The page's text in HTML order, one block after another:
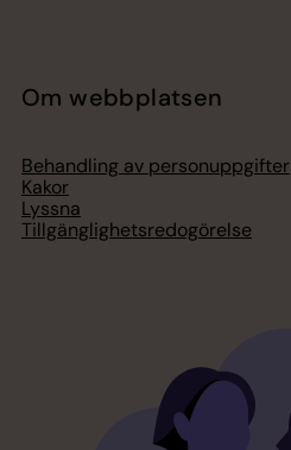
Om webbplatsen
Behandling av personuppgifter
Kakor
Lyssna
Tillgänglighetsredogörelse